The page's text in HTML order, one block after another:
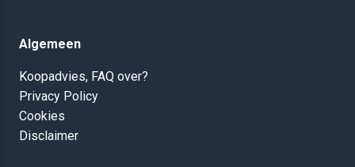
Algemeen
Koopadvies, FAQ over?
Privacy Policy
Cookies
Disclaimer